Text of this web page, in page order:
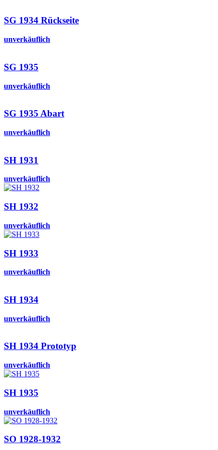
SG 1934 Rückseite
unverkäuflich
SG 1935
unverkäuflich
SG 1935 Abart
unverkäuflich
SH 1931
unverkäuflich
SH 1932
unverkäuflich
SH 1933
unverkäuflich
SH 1934
unverkäuflich
SH 1934 Prototyp
unverkäuflich
SH 1935
unverkäuflich
SO 1928-1932